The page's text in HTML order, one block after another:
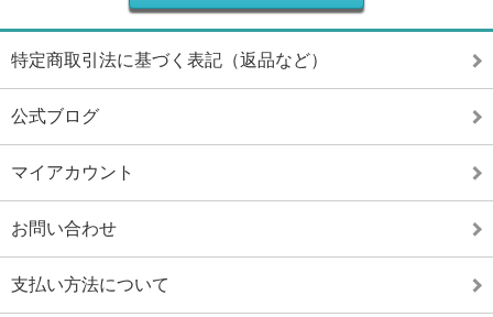
特定商取引法に基づく表記（返品など）
公式ブログ
マイアカウント
お問い合わせ
支払い方法について